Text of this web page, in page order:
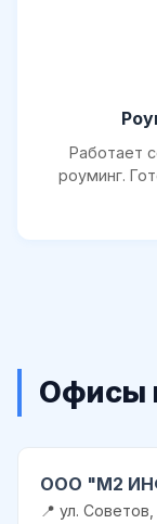
Работает
роуминг.
Офисы
ООО "М2
📍 ул. Советов,